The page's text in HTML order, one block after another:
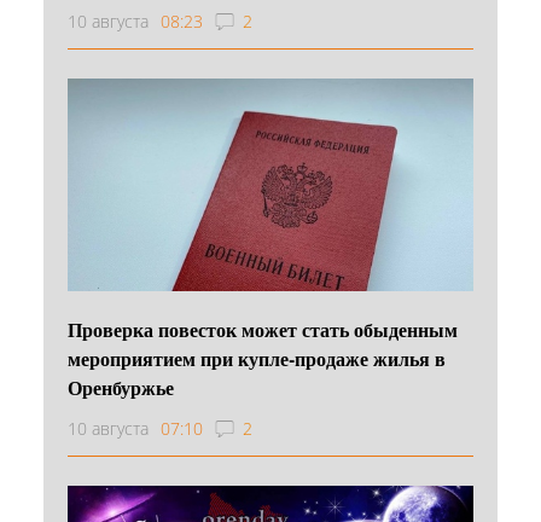
10 августа 08:23 2
Проверка повесток может стать обыденным
мероприятием при купле-продаже жилья в
Оренбуржье
10 августа 07:10 2